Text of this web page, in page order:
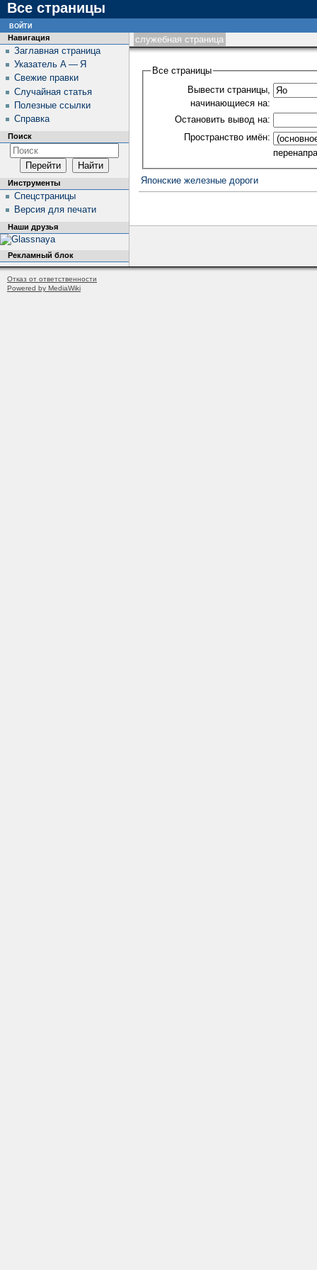
Все страницы
служебная страница
Все страницы
Вывести страницы,
начинающиеся на:
Остановить вывод на:
Пространство имён:
Японские железные дороги
Навигация
Заглавная страница
Указатель А — Я
Свежие правки
Случайная статья
Полезные ссылки
Справка
Поиск
Инструменты
Спецстраницы
Версия для печати
Наши друзья
Рекламный блок
войти
Отказ от ответственности
Powered by MediaWiki